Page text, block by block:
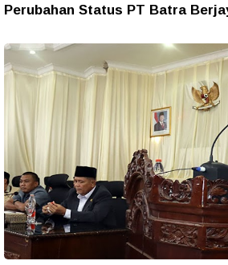
Perubahan Status PT Batra